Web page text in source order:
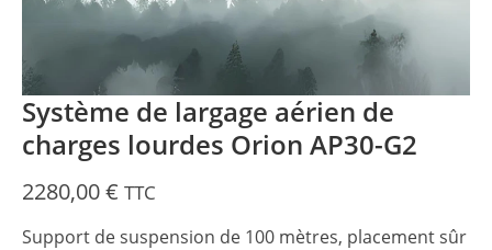
Système de largage aérien de
charges lourdes Orion AP30-G2
2280,00€ TTC
Support de suspension de 100 mètres, placement sûr